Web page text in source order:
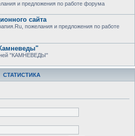
и предложения по работе форума
сайта
пожелания и предложения по работе
"КАМНЕВЕДЫ"
СТАТИСТИКА